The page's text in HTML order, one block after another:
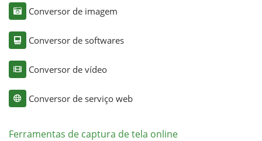
Conversor de imagem
Conversor de softwares
Conversor de vídeo
Conversor de serviço web
Ferramentas de captura de tela online